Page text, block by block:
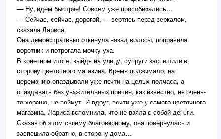
— Ну, идём быстрее! Совсем уже прособирались…
— Сейчас, сейчас, дорогой, — вертясь перед зеркалом,
сказала Лариса.
Она демонстративно откинула назад волосы, поправила
воротник и потрогала мочку уха.
В конечном итоге, выйдя на улицу, супруги заспешили в
сторону цветочного магазина. Время поджимало, на
церемонию опаздывали уже почти на целых полчаса, а
опаздывать без уважительных причин, как известно, не очень-
то хорошо, не поймут. И вдруг, почти уже у самого цветочного
магазина, Лариса вспомнила, что не взяла с собой деньги.
Сказав об этом своему благоверному, она повернулась и
заспешила обратно, в сторону дома…